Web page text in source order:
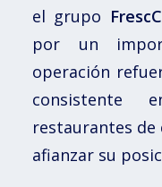
el grupo
por un
operación
consistente
restaurantes de
afianzar su